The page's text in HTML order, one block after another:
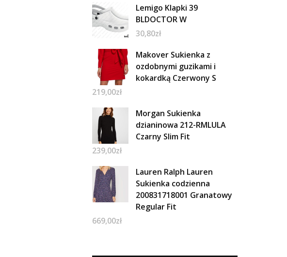
Lemigo Klapki 39
BLDOCTOR W
30,80zł
Makover Sukienka z
ozdobnymi guzikami i
kokardką Czerwony S
219,00zł
Morgan Sukienka
dzianinowa 212-RMLULA
Czarny Slim Fit
239,00zł
Lauren Ralph Lauren
Sukienka codzienna
200831718001 Granatowy
Regular Fit
669,00zł